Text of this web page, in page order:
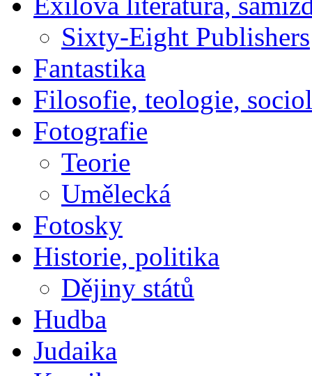
Sixty-Eight Publishers
Fantastika
Filosofie, teologie,
Fotografie
Teorie
Umělecká
Fotosky
Historie, politika
Dějiny států
Hudba
Judaika